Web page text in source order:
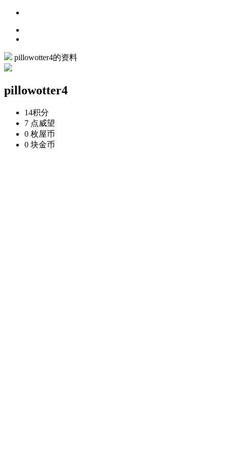
pillowotter4的资料
pillowotter4
14积分
7 点威望
0 枚屋币
0 块金币